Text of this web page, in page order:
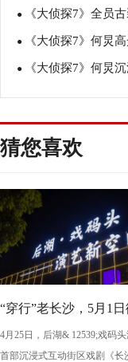
举例应对校园欺凌
● 《大侦探7》全员
现古偶颜值天花板
● 《大侦探7》何炅
情怀引发强烈共鸣
● 《大侦探7》何炅
料”粤语笑翻全场
猜您喜欢
“穿行”老长沙，5月1
剧《长沙》将亮相“后
4月25日，后湖& 12539;戏码
首部沉浸式互动街区戏剧《长